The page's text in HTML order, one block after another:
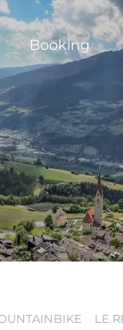
Booking
LE